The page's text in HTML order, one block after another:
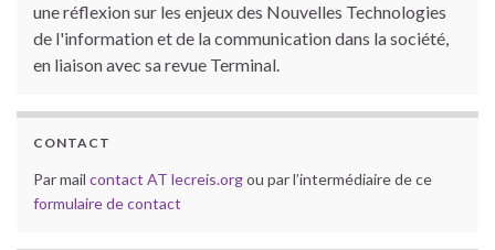
une réflexion sur les enjeux des Nouvelles Technologies
de l'information et de la communication dans la société,
en liaison avec sa revue Terminal.
CONTACT
Par mail contact AT lecreis.orgou par l’intermédiaire de ce
formulaire de contact